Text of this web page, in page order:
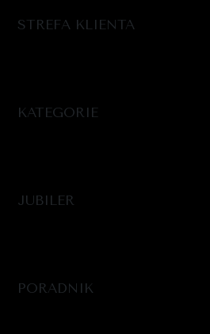
STREFA KLIENTA
KATEGORIE
JUBILER
PORADNIK